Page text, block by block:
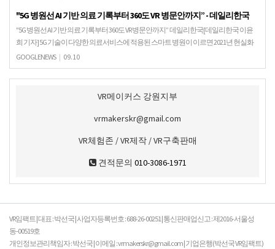
"5G 병원선 AI 기반 의료 기록부터 360도 VR 병문안까지” - 데일리한국
"5G 병원선 AI 기반 의료 기록부터 360도 VR 병문안까지” 데일리한국[데일리한국 이윤
희 기자] 5G 기술이 다양한 의료서비스에 적용된 스마트 병원이 이르면 2021년 현실화
된다. LG유플러스와 을지재단은 1…
GOOGLENEWS | 09.10
VR메이커스 강원지부
vrmakerskr@gmail.com
VR체험존 / VR제작 / VR구축판매
견적문의 010-3086-1971
VR임팩트 | 대표 : 박선국 | 사업자등록번호 : 688-26-00251 | 통신판매업신고 : 제2016-서울성
동-00519호
개인정보관리책임자 : 박선국 | 이메일 : vrmakerskr@gmail.com | 기업은행(박선국 VR임팩트)